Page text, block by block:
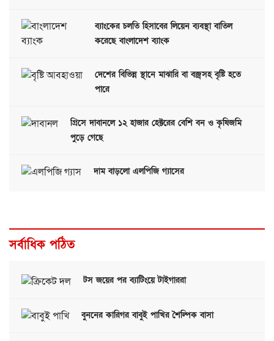
ব্যাংকের চলতি হিসাবের লিয়েন ব্যবস্থা বাতিল
করেছে বাংলাদেশ ব্যাংক
দেশের বিভিন্ন স্থানে মাঝারি বা বজ্রসহ বৃষ্টি হতে
পারে
গ্রিসে দাবানলে ১২ হাজার হেক্টরের বেশি বন ও কৃষিজমি
পুড়ে গেছে
দাম বাড়লো এলপিজি গ্যাসের
সর্বাধিক পঠিত
টস জয়ের পর ব্যাটিংয়ে টাইগাররা
বুননের কারিগর বাবুই পাখির শৈল্পিক বাসা